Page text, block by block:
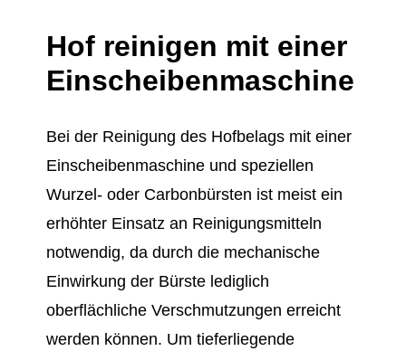
Hof reinigen mit einer
Einscheibenmaschine
Bei der Reinigung des Hofbelags mit einer
Einscheibenmaschine und speziellen
Wurzel- oder Carbonbürsten ist meist ein
erhöhter Einsatz an Reinigungsmitteln
notwendig, da durch die mechanische
Einwirkung der Bürste lediglich
oberflächliche Verschmutzungen erreicht
werden können. Um tieferliegende